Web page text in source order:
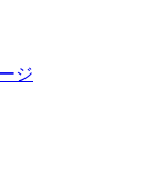
ジ